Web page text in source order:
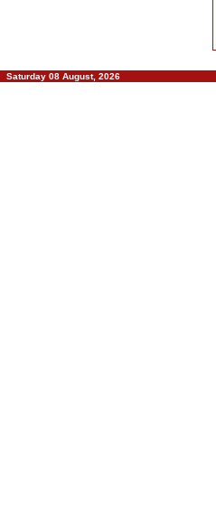
Saturday 08 August, 2026